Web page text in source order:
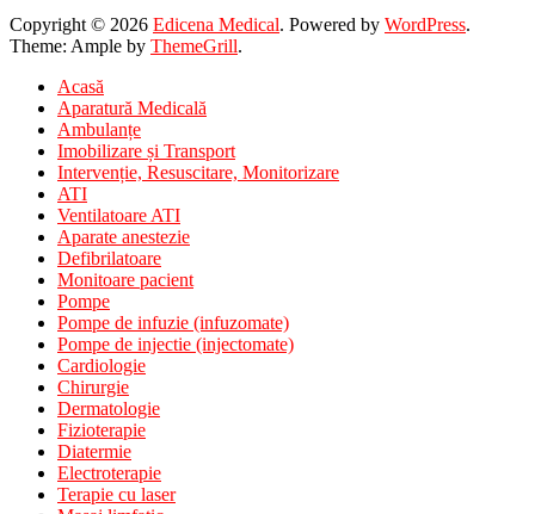
Copyright © 2026 Edicena Medical. Powered by WordPress.
Theme: Ample by ThemeGrill.
Acasă
Aparatură Medicală
Ambulanțe
Imobilizare și Transport
Intervenție, Resuscitare, Monitorizare
ATI
Ventilatoare ATI
Aparate anestezie
Defibrilatoare
Monitoare pacient
Pompe
Pompe de infuzie (infuzomate)
Pompe de injectie (injectomate)
Cardiologie
Chirurgie
Dermatologie
Fizioterapie
Diatermie
Electroterapie
Terapie cu laser